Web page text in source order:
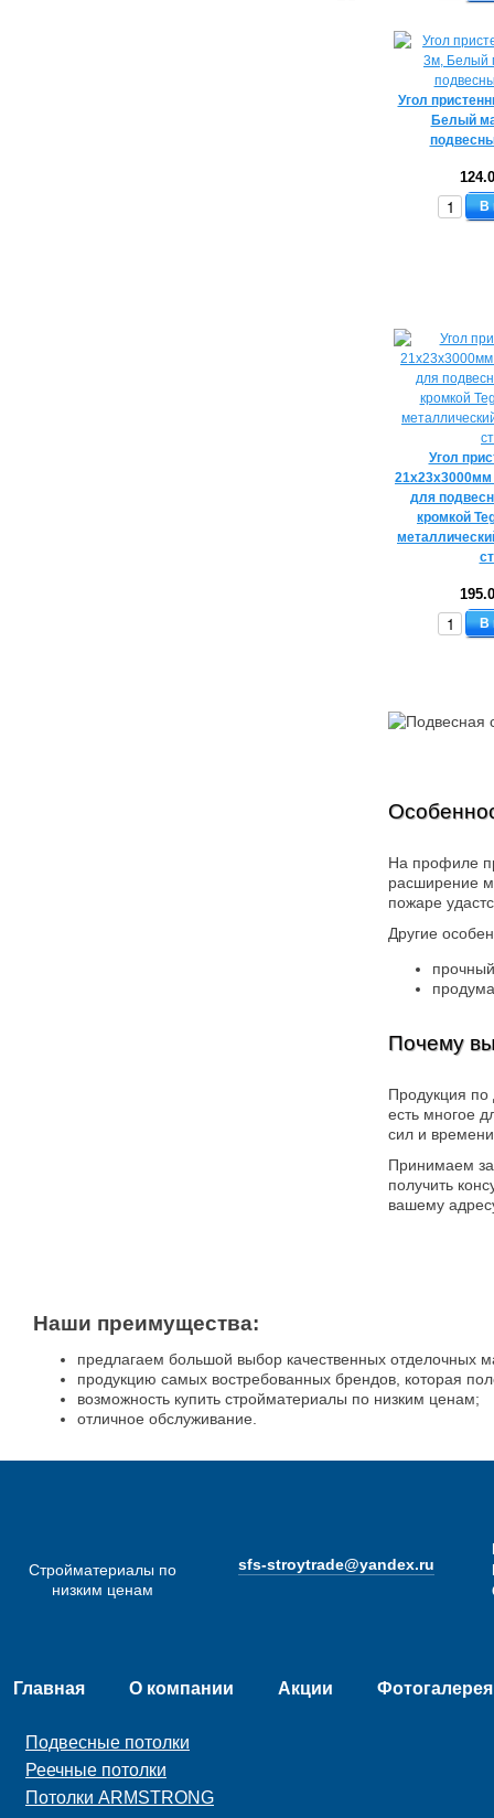
Угол
Белый
В
Угол
для
кромкой
В
На профиле
расширение
пожаре
Другие
Почему
Продукция по
есть многое
сил и
Принимаем
получить
вашему
Наши преимущества:
предлагаем большой выбор качественных отделочных
продукцию самых востребованных брендов, которая
возможность купить стройматериалы по низким ценам;
отличное обслуживание.
Стройматериалы по
низким ценам
sfs-stroytrade@yandex.ru
Главная О компании Акции Фотогалерея
Подвесные потолки
Реечные потолки
Потолки ARMSTRONG